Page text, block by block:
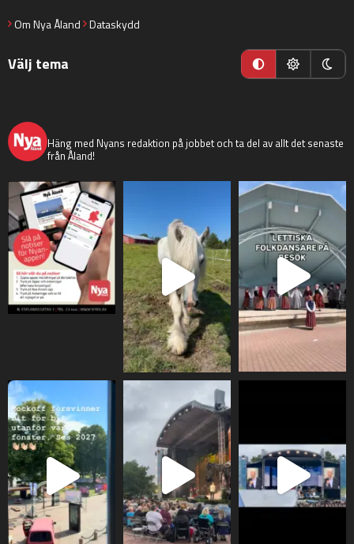
Om Nya Åland Dataskydd
Välj tema
Häng med Nyans redaktion på jobbet och ta del av allt det senaste
från Åland!